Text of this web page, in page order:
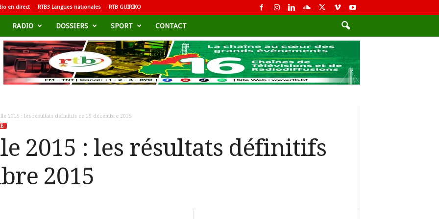
en direct RTB3 Langues nationales RTB GUIRIKO
RADIO DOSSIERS SPORT CONTACT
2015 : les résultats définitifs ce 15 décembre 2015
2015 : les résultats définitifs
2015